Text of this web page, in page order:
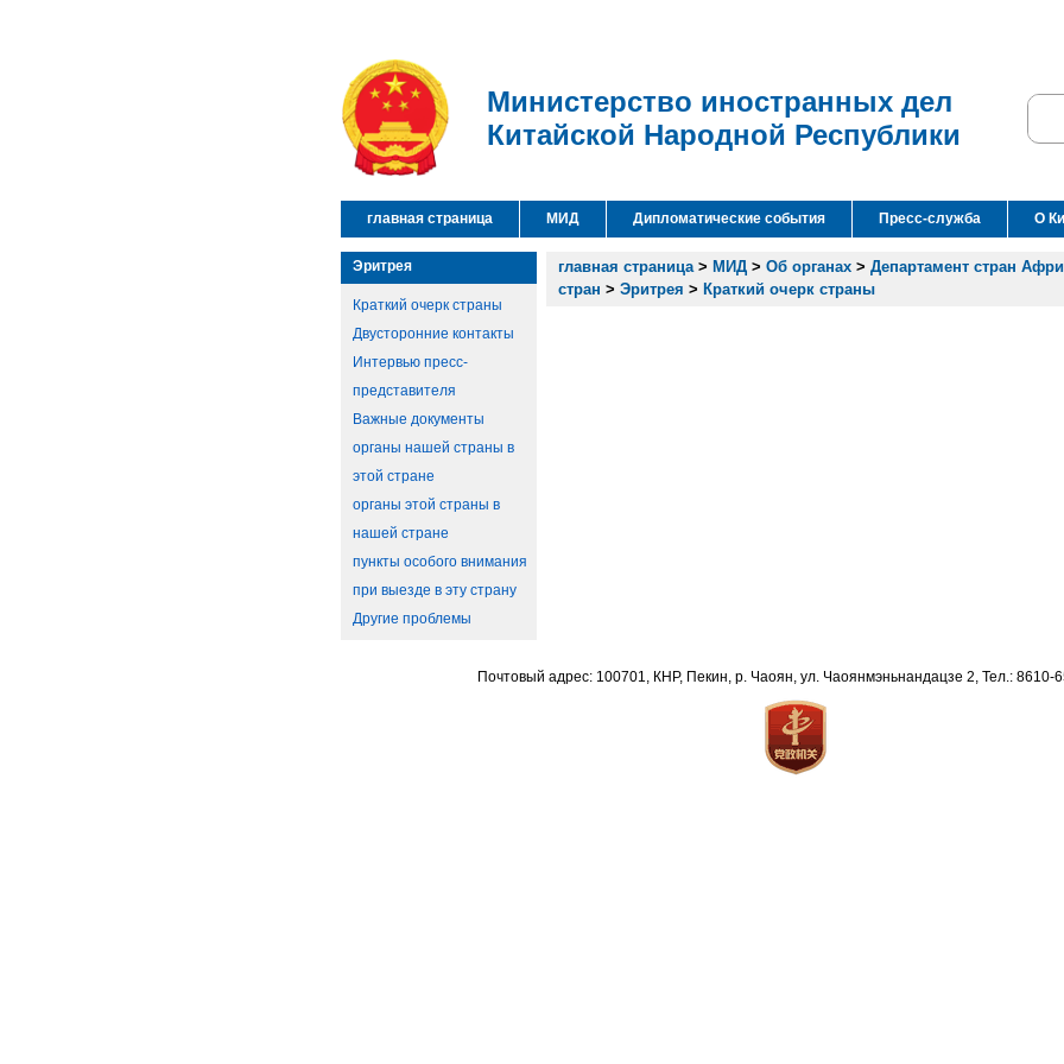
Министерство иностранных дел
Китайской Народной Республики
главная страница МИД Дипломатические события Пресс-служба О
Эритрея
Краткий очерк страны
Двусторонние контакты
Интервью пресс-
представителя
Важные документы
органы нашей страны в
этой стране
органы этой страны в
нашей стране
пункты особого внимания
при выезде в эту страну
Другие проблемы
главная страница> МИД > Об органах > Департамент стран
стран > Эритрея > Краткий очерк страны
Почтовый адрес: 100701, КНР, Пекин, р. Чаоян, ул. Чаоянмэньнандацзе 2, Тел.: 8610-